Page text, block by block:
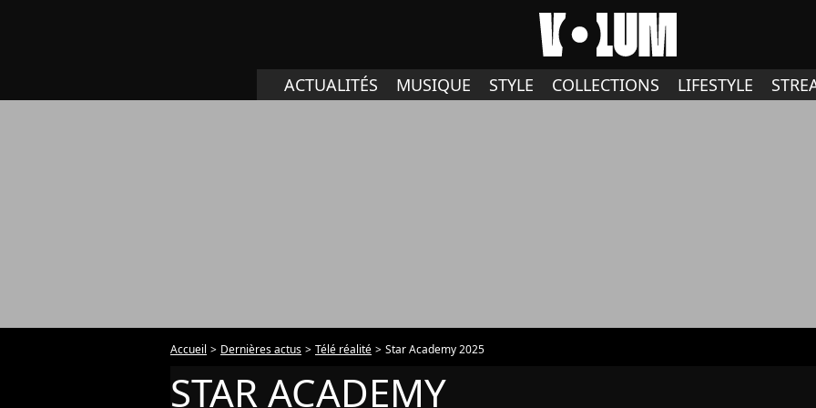
ACTUALITÉS MUSIQUE STYLE COLLECTIONS LIFESTYLE
Accueil Dernières actus Télé réalité Star Academy 2025
STAR ACADEMY